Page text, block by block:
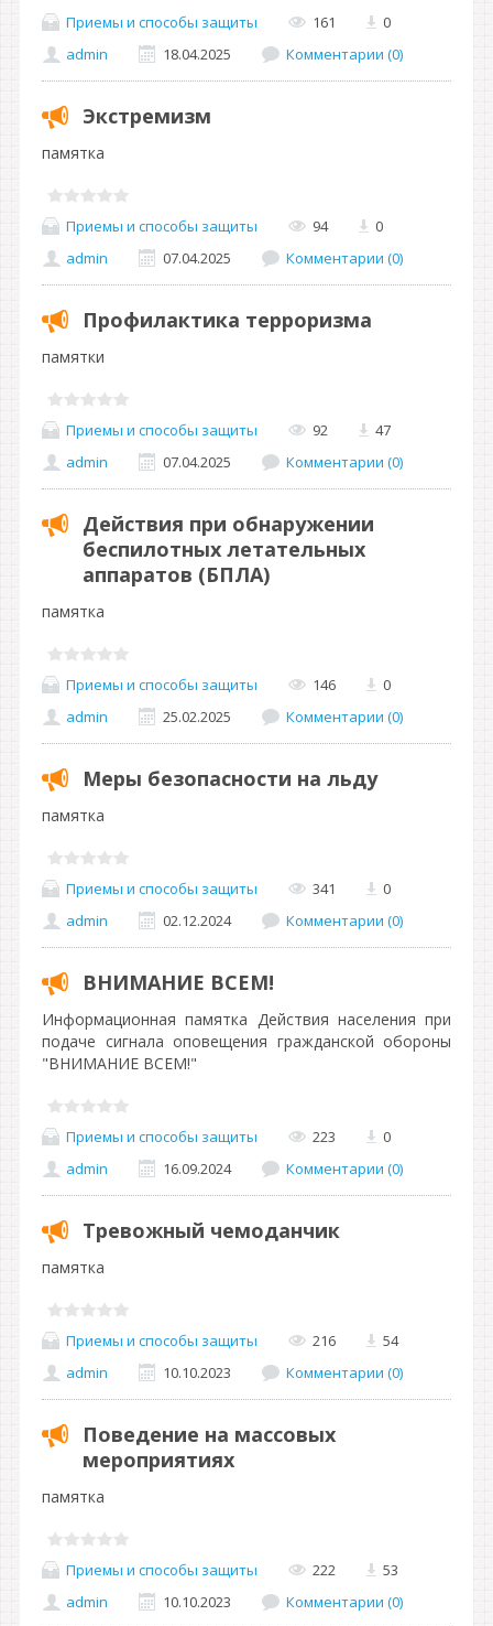
Приемы и способы защиты 161
0
admin
18.04.2025 Комментарии (0)
Экстремизм
памятка
Приемы и способы защиты 94
0
admin
07.04.2025 Комментарии (0)
Профилактика терроризма
памятки
Приемы и способы защиты 92
47
admin
07.04.2025 Комментарии (0)
Действия при обнаружении
беспилотных летательных
аппаратов (БПЛА)
памятка
Приемы и способы защиты 146
0
admin
25.02.2025 Комментарии (0)
Меры безопасности на льду
памятка
Приемы и способы защиты 341
0
admin
02.12.2024 Комментарии (0)
ВНИМАНИЕ ВСЕМ!
Информационная памятка Действия населения при
подаче сигнала оповещения гражданской обороны
"ВНИМАНИЕ ВСЕМ!"
Приемы и способы защиты 223
0
admin
16.09.2024 Комментарии (0)
Тревожный чемоданчик
памятка
Приемы и способы защиты 216
54
admin
10.10.2023 Комментарии (0)
Поведение на массовых
мероприятиях
памятка
Приемы и способы защиты 222
53
admin
10.10.2023 Комментарии (0)